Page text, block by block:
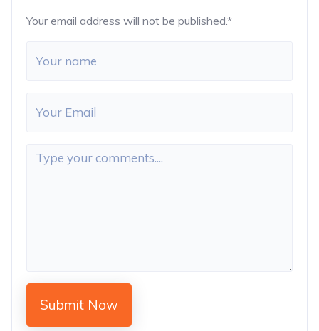
Your email address will not be published.*
Submit Now